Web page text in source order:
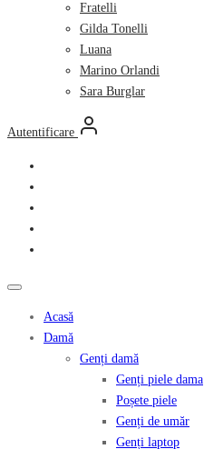
Fratelli
Gilda Tonelli
Luana
Marino Orlandi
Sara Burglar
Autentificare
Acasă
Damă
Genți damă
Genți piele dama
Poșete piele
Genți de umăr
Genți laptop